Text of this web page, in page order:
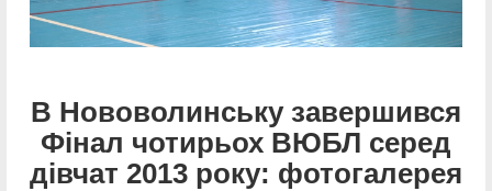
В Нововолинську завершився
Фінал чотирьох ВЮБЛ серед
дівчат 2013 року: фотогалерея